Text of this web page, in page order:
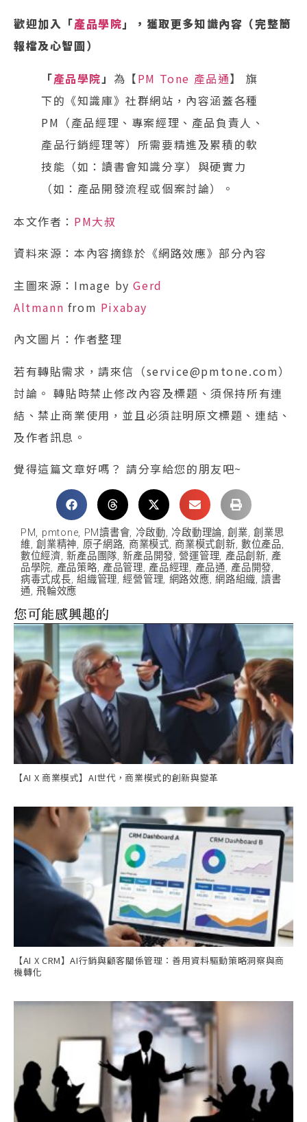
歡迎加入「產品學院」，獲取更多知識內容（完整簡
報檔及心智圖）
「產品學院」 為【PM Tone 產品通】 旗
下的《知識庫》社群網站，內容涵蓋各種
PM（產品經理、專案經理、產品負責人、
產品行銷經理等）所需要精進及累積的軟
技能（如：讀書會知識分享）與硬實力
（如：產品開發流程或個案討論）。
本文作者： PM大叔
資料來源：本內容摘錄於《網路效應》部分內容
主圖來源：Image byGerd
Altmann from Pixabay
內文圖片：作者整理
若有轉貼需求，請來信（service@pmtone.com）
討論。 轉貼時禁止修改內容及標題、須保持所有連
結、禁止商業使用，並且必須註明原文標題、連結、
及作者訊息。
覺得這篇文章好嗎？ 請分享給您的朋友吧~
PM, pmtone, PM讀書會, 冷啟動, 冷啟動理論,創業,創業思
維,創業精神, 原子網路, 商業模式, 商業模式創新, 數位產品,
數位經濟,新產品團隊,新產品開發, 營運管理, 產品創新, 產
品學院, 產品策略, 產品管理, 產品經理, 產品通, 產品開發,
病毒式成長,組織管理,經營管理, 網路效應,網路組織,讀書
通,飛輪效應
您可能感興趣的
【AI X 商業模式】AI世代，商業模式的創新與變革
【AI X CRM】AI行銷與顧客關係管理：善用資料驅動策略洞察與商
機轉化